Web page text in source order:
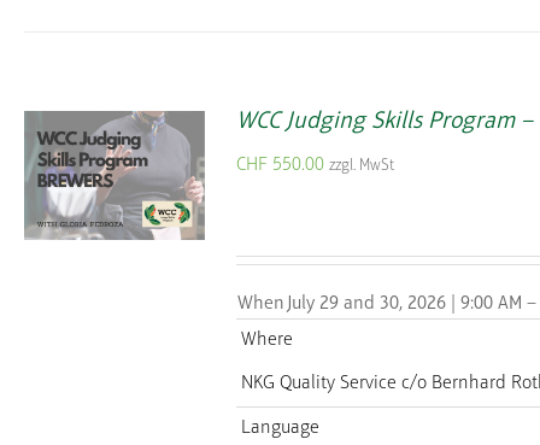
WCC Judging Skills Program –
CHF 550.00 zzgl. MwSt
When July 29 and 30, 2026 | 9:00 AM –
Where
NKG Quality Servicec/o Bernhard
Language